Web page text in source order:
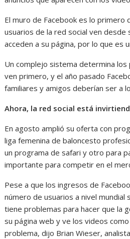
El muro de Facebook es lo primero
usuarios de la red social ven desde
acceden a su página, por lo que es
Un complejo sistema determina
ven primero, y el año pasado
familiares y amigos deberían ser a
Ahora, la red social está
En agosto amplió su oferta con
liga femenina de baloncesto
un programa de safari y otro para
importante para competir en el
Pese a que los ingresos de
número de usuarios a nivel mundial
tiene problemas para hacer que la
su página web y ve los videos
problema, dijo Brian Wieser,